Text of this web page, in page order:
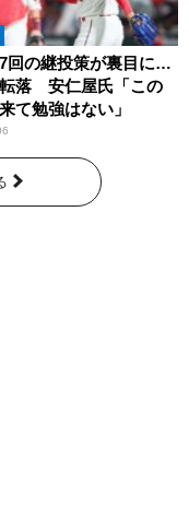
回の継投策が裏目に…
落 安仁屋氏「この
て勉強はない」